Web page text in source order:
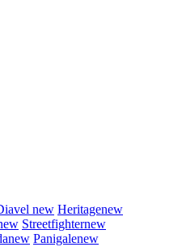
new Heritagenew
Streetfighternew
new Panigalenew